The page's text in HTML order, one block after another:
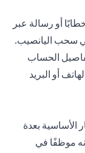
أو رسالة عبر
سحب اليانصيب.
الحساب
أو البريد
الأساسية بعدة
موظفًا في